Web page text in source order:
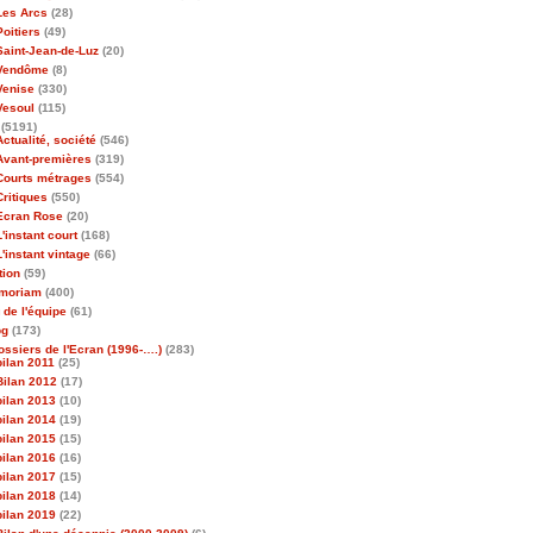
Arcs (28)
(49)
Jean-de-Luz (20)
(8)
(330)
(115)
(5191)
société (546)
premières (319)
métrages (554)
(550)
Rose (20)
court(168)
vintage (66)
(59)
(400)
de l'équipe (61)
(173)
de l'Ecran (1996-….) (283)
2011 (25)
2012 (17)
2013 (10)
2014 (19)
2015 (15)
2016 (16)
2017 (15)
2018 (14)
2019 (22)